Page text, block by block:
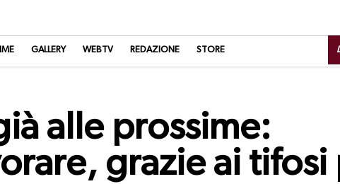
GALLERY WEBTV REDAZIONE STORE
alle prossime:
grazie ai tifosi